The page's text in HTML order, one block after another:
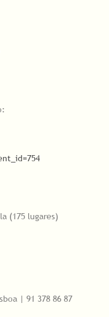
(175 lugares)
| 91 378 86 87